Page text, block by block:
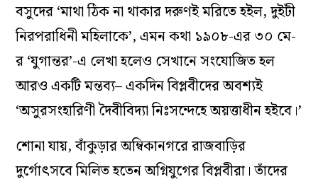
বসুদের ‘মাথা ঠিক না থাকার দরুণই মরিতে হইল, দুইটী
নিরপরাধিনী মহিলাকে’, এমন কথা ১৯০৮-এর ৩০ মে-
র ‘যুগান্তর’-এ লেখা হলেও সেখানে সংযোজিত হল
আরও একটি মন্তব্য– একদিন বিপ্লবীদের অবশ্যই
‘অসুরসংহারিণী দৈবীবিদ্যা নিঃসন্দেহে অয়ত্তাধীন হইবে।’
শোনা যায়, বাঁকুড়ার অম্বিকানগরে রাজবাড়ির
দুর্গোৎসবে মিলিত হতেন অগ্নিযুগের বিপ্লবীরা। তাঁদের